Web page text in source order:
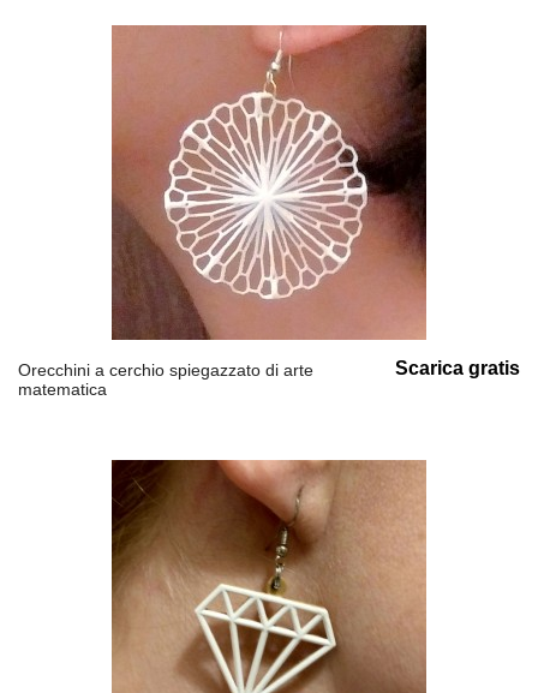
Orecchini a cerchio spiegazzato di arte
matematica
Scarica gratis